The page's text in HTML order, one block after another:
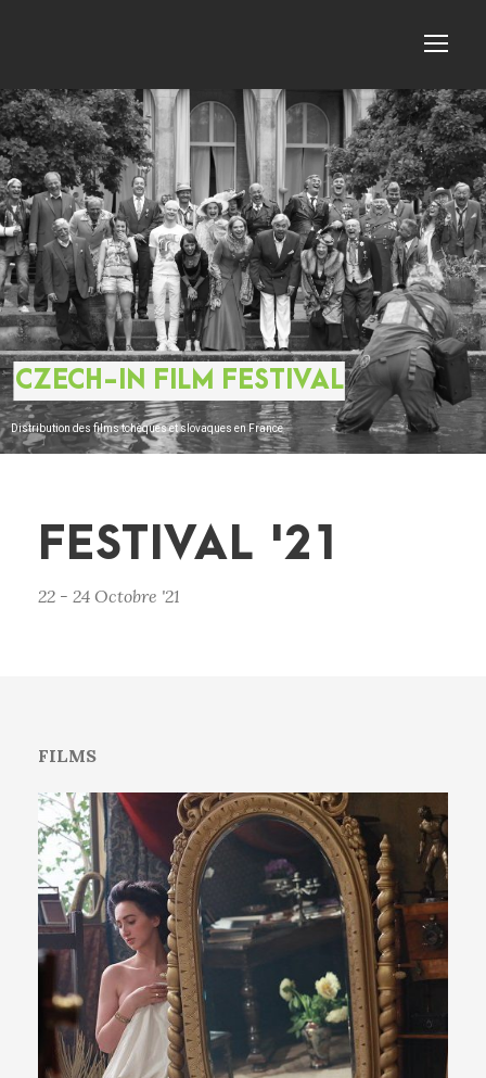
CZECH-IN FILM FESTIVAL
Distribution des films tchèques et slovaques en France
FESTIVAL '21
22 - 24 Octobre '21
FILMS